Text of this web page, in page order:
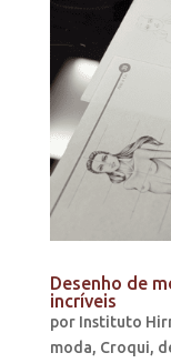
Desenho de
incríveis
por Instituto
moda, Croqui,